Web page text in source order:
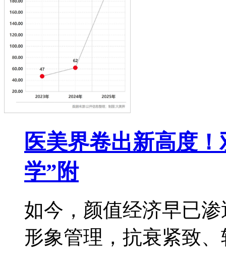
医美界卷出新高度
学”附
如今，颜值经济早已
形象管理，抗衰紧致